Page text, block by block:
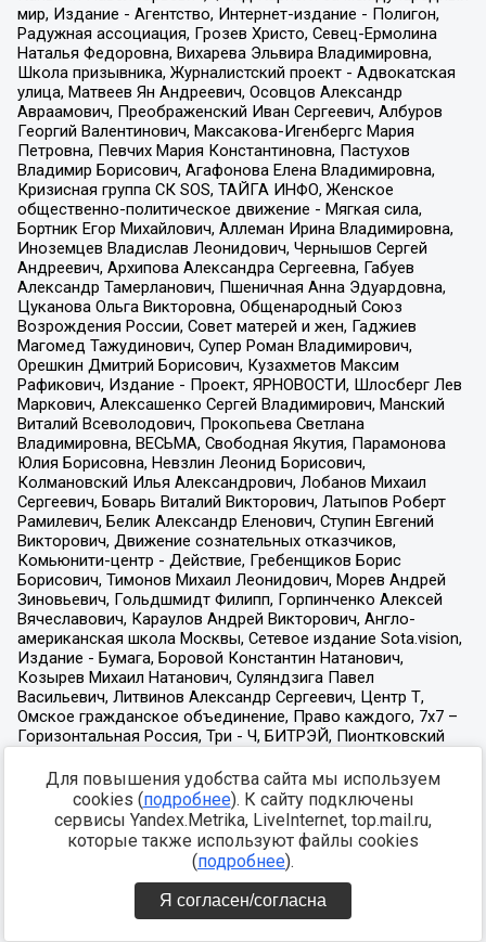
Для повышения удобства сайта мы используем
cookies (подробнее). К сайту подключены
сервисы Yandex.Metrika, LiveInternet, top.mail.ru,
которые также используют файлы cookies
(подробнее).
Я согласен/согласна